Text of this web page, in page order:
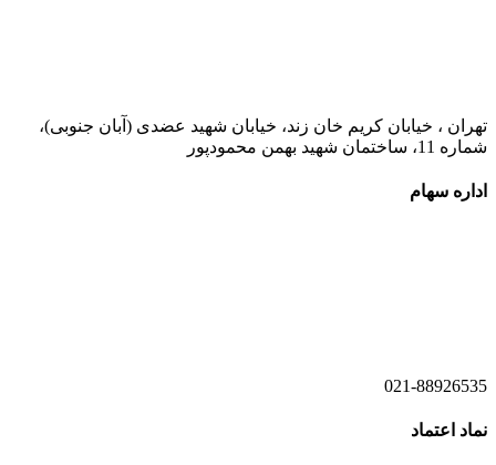
تهران ، خیابان کریم خان زند، خیابان شهید عضدی (آبان جنوبی)،
شماره 11، ساختمان شهید بهمن محمودپور
اداره سهام
021-88926535
نماد اعتماد